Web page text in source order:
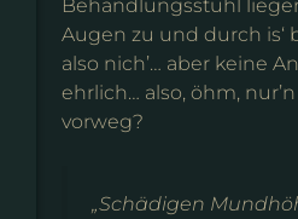
Behandlungsstuhl
Augen zu und durch is‘
also nich’… aber keine
ehrlich… also, öhm,
vorweg?
„Schädigen